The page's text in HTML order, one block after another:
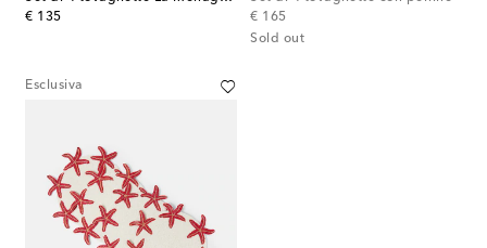
€ 135
original price
€ 165
original price
Sold out
Esclusiva